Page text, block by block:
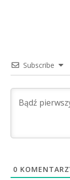
Subscribe
0